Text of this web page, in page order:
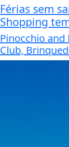
Férias sem
Shopping
Pinocchio and
Club,